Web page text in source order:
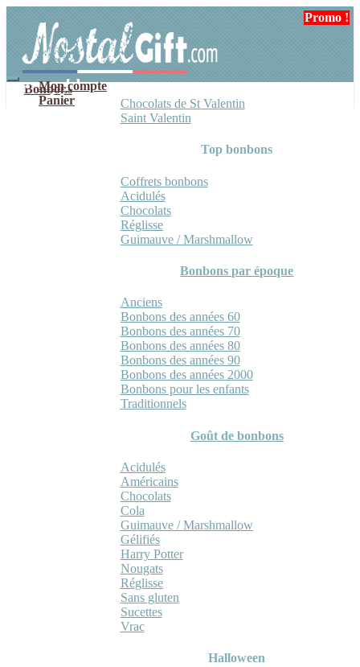
navigation
contenu
Mon compte
Panier
Bonbons
Chocolats de St Valentin
Saint Valentin
Top bonbons
Coffrets bonbons
Acidulés
Chocolats
Réglisse
Guimauve / Marshmallow
Bonbons par époque
Anciens
Bonbons des années 60
Bonbons des années 70
Bonbons des années 80
Bonbons des années 90
Bonbons des années 2000
Bonbons pour les enfants
Traditionnels
Goût de bonbons
Acidulés
Américains
Chocolats
Cola
Guimauve / Marshmallow
Gélifiés
Harry Potter
Nougats
Réglisse
Sans gluten
Sucettes
Vrac
Halloween
Promo !
Promo !